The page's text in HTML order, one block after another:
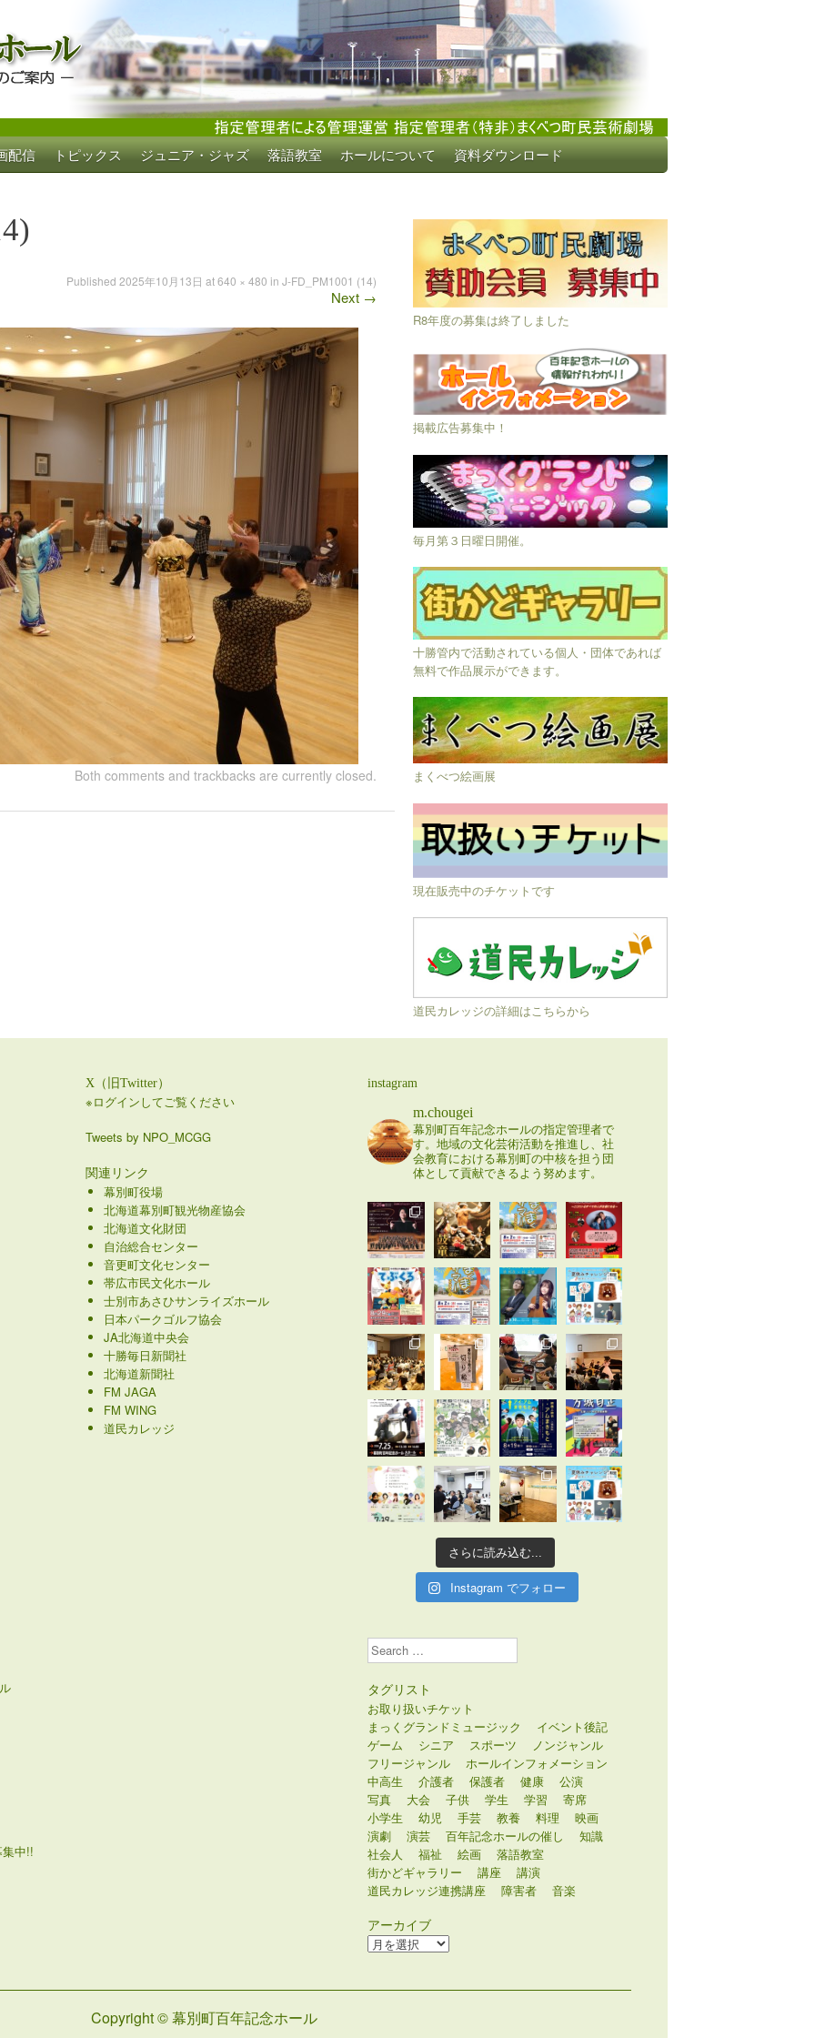
ール
配信 トピックス ジュニア・ジャズ 落語教室 ホールについて 資料ダウンロード
Published 2025年10月13日 at640 × 480 in J-FD_PM1001 (14)
Next →
Both comments and trackbacks are currently closed.
R8年度の募集は終了しました
掲載広告募集中！
毎月第３日曜日開催。
十勝管内で活動されている個人・団体であれば
無料で作品展示ができます。
まくべつ絵画展
現在販売中のチケットです
道民カレッジの詳細はこちらから
中!!
X（旧Twitter）
※ログインしてご覧ください
Tweets by NPO_MCGG
関連リンク
幕別町役場
北海道幕別町観光物産協会
北海道文化財団
自治総合センター
音更町文化センター
帯広市民文化ホール
士別市あさひサンライズホール
日本パークゴルフ協会
JA北海道中央会
十勝毎日新聞社
北海道新聞社
FM JAGA
FM WING
道民カレッジ
instagram
m.chougei
幕別町百年記念ホールの指定管理者で
す。地域の文化芸術活動を推進し、社
会教育における幕別町の中核を担う団
体として貢献できるよう努めます。
さらに読み込む...
Instagram でフォロー
Search
タグリスト
お取り扱いチケット
まっくグランドミュージック
イベント後記
ゲーム
シニア スポーツ
ノンジャンル
フリージャンル
ホールインフォメーション
中高生
介護者 保護者 健康
公演
写真
大会 子供 学生 学習
寄席
小学生
幼児 手芸 教養 料理
映画
演劇
演芸 百年記念ホールの催し
知識
社会人
福祉 絵画
落語教室
街かどギャラリー
講座
講演
道民カレッジ連携講座
障害者 音楽
アーカイブ
ア
Copyright © 幕別町百年記念ホール